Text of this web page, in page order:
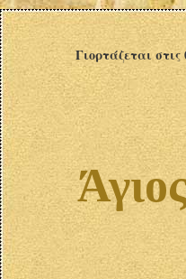
Γιορτάζεται